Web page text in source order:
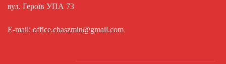
вул. Героїв УПА 73
E-mail: office.chaszmin@gmail.com